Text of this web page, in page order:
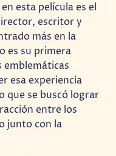
esta película es el
escritor y
más en la
es su primera
emblemáticas
esa experiencia
que se buscó lograr
entre los
junto con la